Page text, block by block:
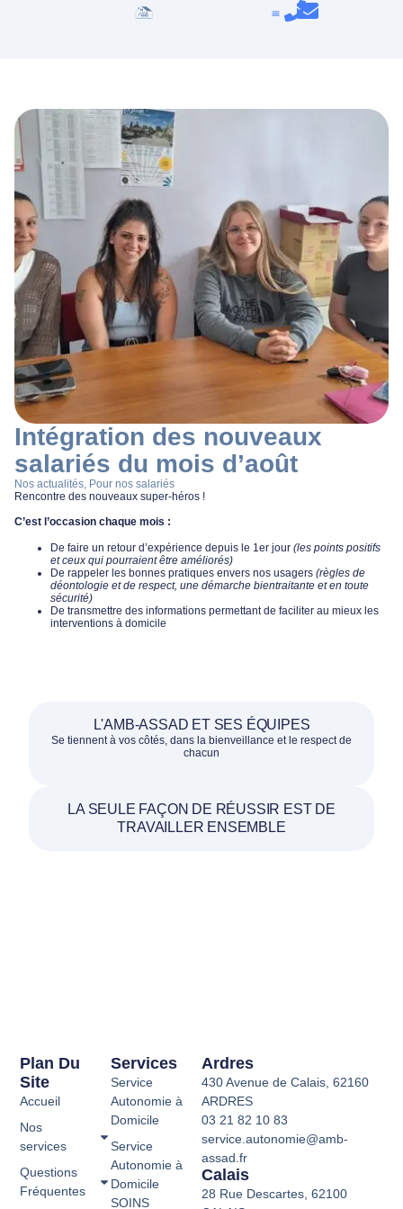
Intégration des nouveaux
salariés du mois d’août
Nos actualités, Pour nos salariés
Rencontre des nouveaux super-héros !
C’est l’occasion chaque mois :
De faire un retour d’expérience depuis le 1er jour (les points positifs
et ceux qui pourraient être améliorés)
De rappeler les bonnes pratiques envers nos usagers (règles de
déontologie et de respect, une démarche bientraitante et en toute
sécurité)
De transmettre des informations permettant de faciliter au mieux les
interventions à domicile
L'AMB-ASSAD ET SES ÉQUIPES
Se tiennent à vos côtés, dans la bienveillance et le respect de
chacun
LA SEULE FAÇON DE RÉUSSIR EST DE
TRAVAILLER ENSEMBLE
Services
Service
Autonomie à
Domicile
Service
Autonomie à
Domicile
SOINS
Plan Du
Site
Accueil
Nos
services
Questions
Fréquentes
Ardres
430 Avenue de Calais, 62160
ARDRES
03 21 82 10 83
service.autonomie@amb-
assad.fr
Calais
28 Rue Descartes, 62100